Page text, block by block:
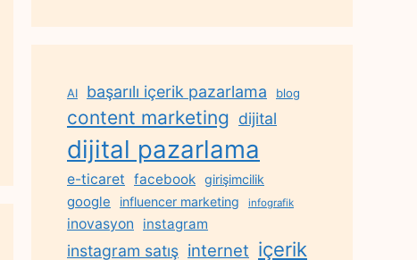
AI başarılı içerik pazarlama blog
content marketing dijital
dijital pazarlama
e-ticaret facebook girişimcilik
google influencer marketing infografik
inovasyon instagram
instagram satış internet içerik